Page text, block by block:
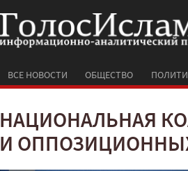
ВСЕ НОВОСТИ ОБЩЕСТВО
НАЦИОНАЛЬНАЯ
И